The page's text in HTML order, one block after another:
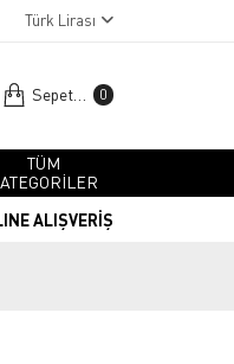
Türk Lirası
Sepetim 0
TÜM
ALIŞVERİŞ